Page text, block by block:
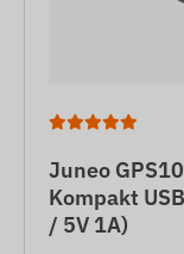
Juneo
Kompakt
/ 5V 1A)